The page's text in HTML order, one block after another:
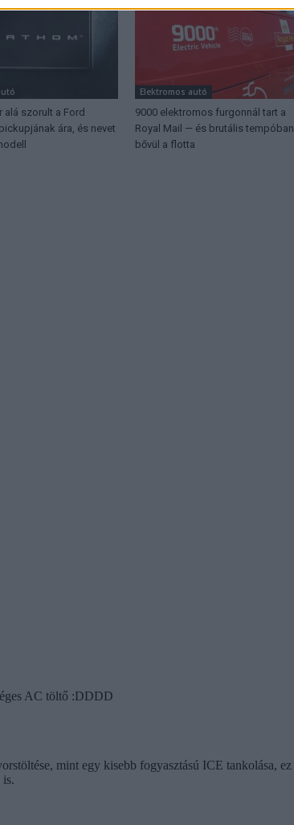
alá szorult a Ford
ára, és nevet
Elektromos autó
9000 elektromos furgonnál tart a
Royal Mail — és brutális tempóban
bővül a flotta